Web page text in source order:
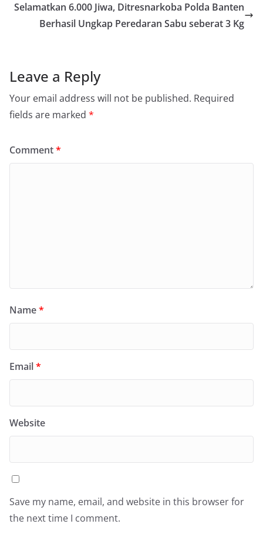
Selamatkan 6.000 Jiwa, Ditresnarkoba Polda Banten
Berhasil Ungkap Peredaran Sabu seberat 3 Kg
Leave a Reply
Your email address will not be published. Required
fields are marked *
Comment*
Name*
Email*
Website
Save my name, email, and website in this browser for
the next time I comment.